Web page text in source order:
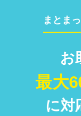
まとま
お
最大
に対